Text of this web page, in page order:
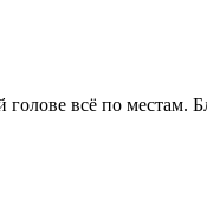
всё по местам.